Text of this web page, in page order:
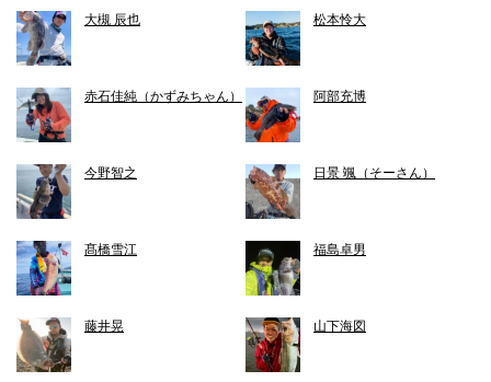
大槻 辰也 松本怜大
赤石佳純（かずみちゃん） 阿部充博
今野智之 日景 颯（そーさん）
髙橋雪江 福島卓男
藤井晃 山下海図